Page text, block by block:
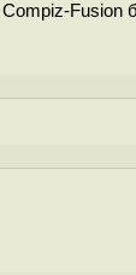
Fusion